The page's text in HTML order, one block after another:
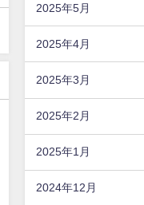
2025年5月
2025年4月
2025年3月
2025年2月
2025年1月
2024年12月